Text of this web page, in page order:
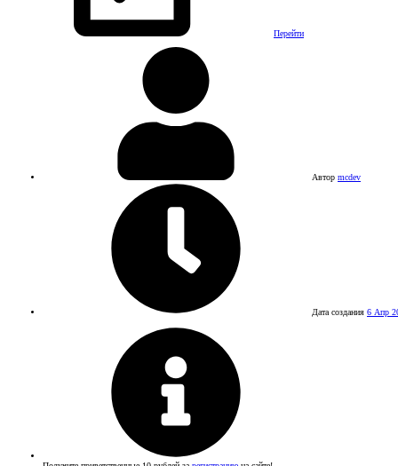
Перейти
Автор mcdev
Дата создания 6 Апр